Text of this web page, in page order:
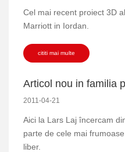
Cel mai recent proiect 3D
Marriott in Iordan.
cititi mai multe
Articol nou in familia
2011-04-21
Aici la Lars Laj încercam
parte de cele mai
liber.